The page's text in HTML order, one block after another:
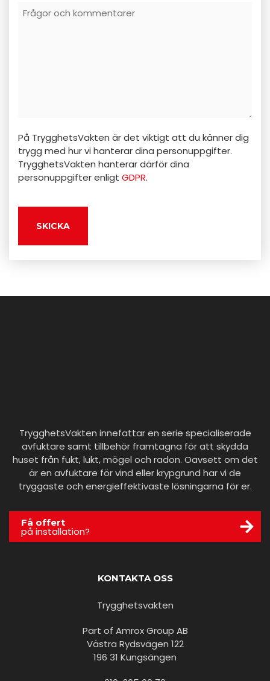
Frågor
På TrygghetsVakten är det viktigt att du känner dig
trygg med hur vi hanterar dina personuppgifter.
TrygghetsVakten hanterar därför dina
personuppgifter enligt GDPR.
TrygghetsVakten innefattar en serie specialiserade
avfuktare samt tillbehör framtagna för att skydda
huset från fukt, lukt, mögel och radon. Oavsett om det
är en avfuktare för vind eller krypgrund har vi de
tryggaste och energieffektivaste lösningarna för er.
Få offert
på installation?
KONTAKTA OSS
Trygghetsvakten
Part of Amrox Group AB
Västra Rydsvägen 122
196 31 Kungsängen